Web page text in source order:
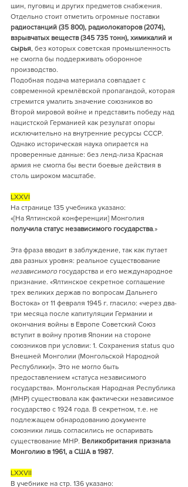
шин, пуговиц и других предметов снабжения.
Отдельно стоит отметить огромные поставки
радиостанций (35 800), радиолокаторов (2074),
взрывчатых веществ (345 735 тонн), химикалий и
сырья , без которых советская промышленность
не смогла бы поддерживать оборонное
производство.
Подобная подача материала совпадает с
современной кремлёвской пропагандой, которая
стремится умалить значение союзников во
Второй мировой войне и представить победу над
нацистской Германией как результат опоры
исключительно на внутренние ресурсы СССР.
Однако историческая наука опирается на
проверенные данные: без ленд-лиза Красная
армия не смогла бы вести боевые действия в
столь широком масштабе.
LXXVI
На странице 135 учебника указано:
«[На Ялтинской конференции] Монголия
получила статус независимого государства .»
Эта фраза вводит в заблуждение, так как путает
два разных уровня: реальное существование
независимого государства и его международное
признание. «Ялтинское секретное соглашение
трех великих держав по вопросам Дальнего
Востока» от 11 февраля 1945 г. гласило: «через два-
три месяца после капитуляции Германии и
окончания войны в Европе Советский Союз
вступит в войну против Японии на стороне
союзников при условии: 1. Сохранения status quo
Внешней Монголии (Монгольской Народной
Республики)». Это не могло быть
предоставлением «статуса независимого
государства». Монгольская Народная Республика
(МНР) существовала как фактически независимое
государство с 1924 года. В секретном, т.е. не
подлежащем обнародованию документе
союзники лишь согласились не оспаривать
существование МНР. Великобритания признала
Монголию в 1961, а США в 1987.
LXXVII
В учебнике на стр. 136 указано: